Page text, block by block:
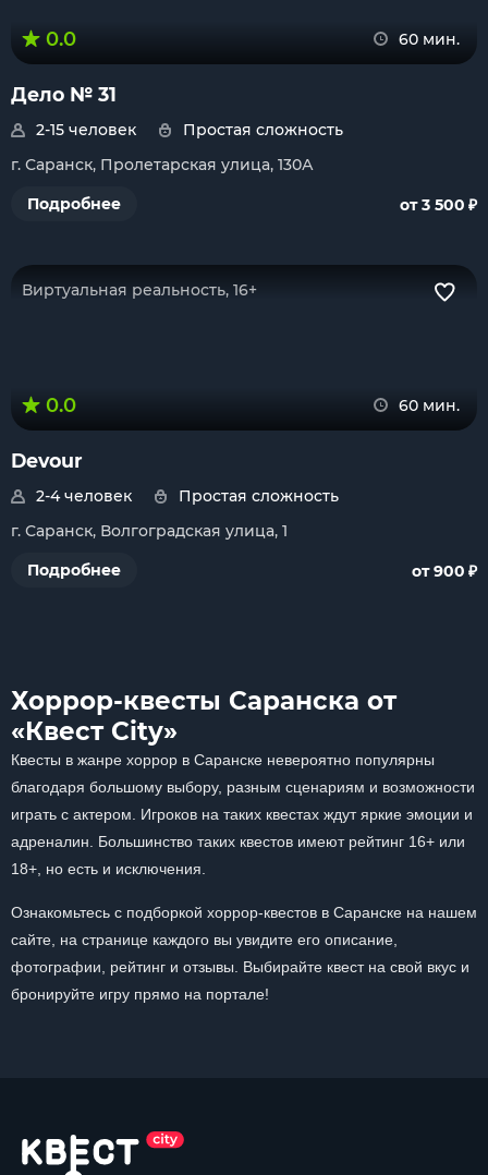
0.0 60 мин.
Дело № 31
2-15 человек
Простая сложность
г. Саранск, Пролетарская улица, 130А
Подробнее
от 3 500 ₽
Виртуальная реальность, 16+
0.0 60 мин.
Devour
2-4 человек
Простая сложность
г. Саранск, Волгоградская улица, 1
Подробнее
от 900 ₽
Хоррор-квесты Саранска от
«Квест City»
Квесты в жанре хоррор в Саранске невероятно популярны
благодаря большому выбору, разным сценариям и возможности
играть с актером. Игроков на таких квестах ждут яркие эмоции и
адреналин. Большинство таких квестов имеют рейтинг 16+ или
18+, но есть и исключения.
Ознакомьтесь с подборкой хоррор-квестов в Саранске на нашем
сайте, на странице каждого вы увидите его описание,
фотографии, рейтинг и отзывы. Выбирайте квест на свой вкус и
бронируйте игру прямо на портале!